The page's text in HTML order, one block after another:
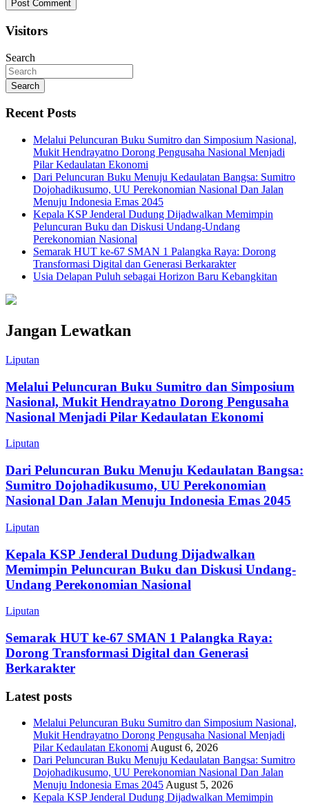
Visitors
Search
Search
Recent Posts
Melalui Peluncuran Buku Sumitro dan Simposium Nasional,
Mukit Hendrayatno Dorong Pengusaha Nasional Menjadi
Pilar Kedaulatan Ekonomi
Dari Peluncuran Buku Menuju Kedaulatan Bangsa: Sumitro
Dojohadikusumo, UU Perekonomian Nasional Dan Jalan
Menuju Indonesia Emas 2045
Kepala KSP Jenderal Dudung Dijadwalkan Memimpin
Peluncuran Buku dan Diskusi Undang-Undang
Perekonomian Nasional
Semarak HUT ke-67 SMAN 1 Palangka Raya: Dorong
Transformasi Digital dan Generasi Berkarakter
Usia Delapan Puluh sebagai Horizon Baru Kebangkitan
Jangan Lewatkan
Liputan
Melalui Peluncuran Buku Sumitro dan Simposium
Nasional, Mukit Hendrayatno Dorong Pengusaha
Nasional Menjadi Pilar Kedaulatan Ekonomi
Liputan
Dari Peluncuran Buku Menuju Kedaulatan Bangsa:
Sumitro Dojohadikusumo, UU Perekonomian
Nasional Dan Jalan Menuju Indonesia Emas 2045
Liputan
Kepala KSP Jenderal Dudung Dijadwalkan
Memimpin Peluncuran Buku dan Diskusi Undang-
Undang Perekonomian Nasional
Liputan
Semarak HUT ke-67 SMAN 1 Palangka Raya:
Dorong Transformasi Digital dan Generasi
Berkarakter
Latest posts
Melalui Peluncuran Buku Sumitro dan Simposium Nasional,
Mukit Hendrayatno Dorong Pengusaha Nasional Menjadi
Pilar Kedaulatan EkonomiAugust 6, 2026
Dari Peluncuran Buku Menuju Kedaulatan Bangsa: Sumitro
Dojohadikusumo, UU Perekonomian Nasional Dan Jalan
Menuju Indonesia Emas 2045August 5, 2026
Kepala KSP Jenderal Dudung Dijadwalkan Memimpin